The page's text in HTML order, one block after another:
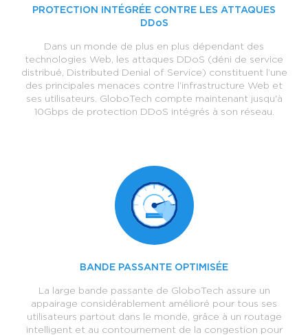
PROTECTION INTÉGRÉE CONTRE LES ATTAQUES
DDoS
Dans un monde de plus en plus dépendant des
technologies Web, les attaques DDoS (déni de service
distribué, Distributed Denial of Service) constituent l’une
des principales menaces contre l’infrastructure Web et
ses utilisateurs. GloboTech compte maintenant jusqu'à
10Gbps de protection DDoS intégrés à son réseau.
BANDE PASSANTE OPTIMISÉE
La large bande passante de GloboTech assure un
appairage considérablement amélioré pour tous ses
utilisateurs partout dans le monde, grâce à un routage
intelligent et au contournement de la congestion pour